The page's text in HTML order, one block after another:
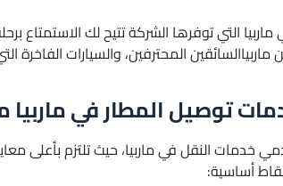
التي توفرها الشركة تتيح لك
المحترفين، والسيارات
توصيل المطار في ماربيا
خدمات النقل في ماربيا، حيث تلتزم بأعلى
أساسية: